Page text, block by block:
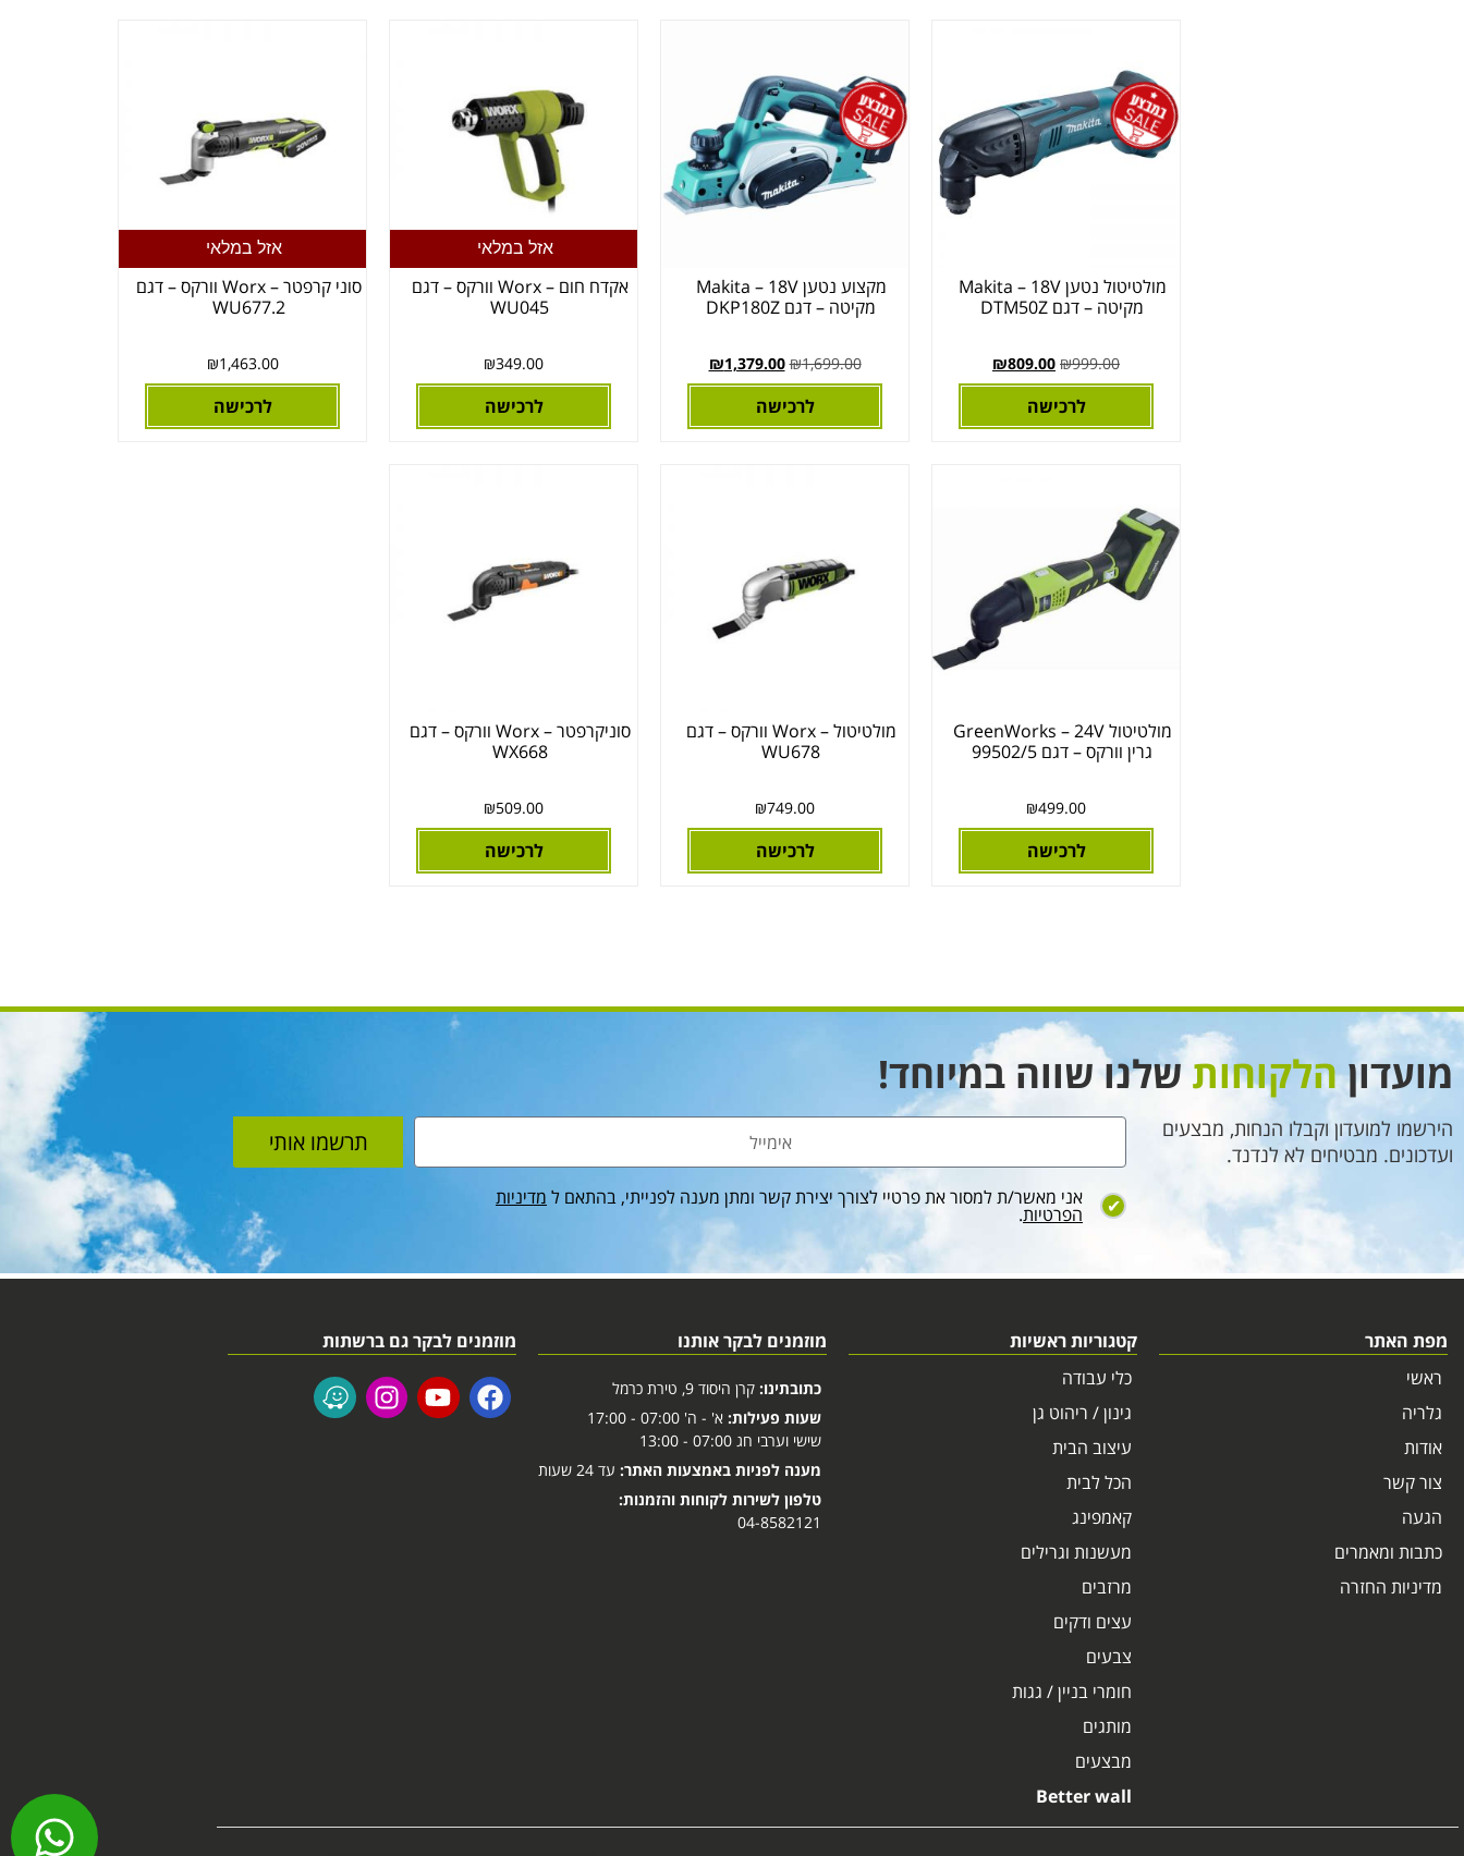
מולטיטול נטען Makita – 18V
מקיטה – דגם DTM50Z
₪999.00
₪809.00
לרכישה
מקצוע נטען Makita – 18V
מקיטה – דגם DKP180Z
₪1,699.00
₪1,379.00
לרכישה
אזל במלאי
אקדח חום – Worx וורקס – דגם
WU045
₪349.00
לרכישה
אזל במלאי
סוני קרפטר – Worx וורקס – דגם
WU677.2
₪1,463.00
לרכישה
מולטיטול GreenWorks – 24V
גרין וורקס – דגם 99502/5
₪499.00
לרכישה
מולטיטול – Worx וורקס – דגם
WU678
₪749.00
לרכישה
סוניקרפטר – Worx וורקס – דגם
WX668
₪509.00
לרכישה
מועדוןהלקוחותשלנו שווה במיוחד!
הירשמו למועדון וקבלו הנחות, מבצעים
ועדכונים. מבטיחים לא לנדנד.
אני מאשר/ת למסור את פרטיי לצורך יצירת קשר ומתן מענה לפנייתי, בהתאם ל מדיניות
הפרטיות.
תרשמו אותי
מפת האתר
ראשי
גלריה
אודות
צור קשר
הגעה
כתבות ומאמרים
מדיניות החזרה
קטגוריות ראשיות
כלי עבודה
גינון / ריהוט גן
עיצוב הבית
הכל לבית
קאמפינג
מעשנות וגרילים
מרזבים
עצים ודקים
צבעים
חומרי בניין / גגות
מותגים
מבצעים
Better wall
מוזמנים לבקר אותנו
כתובתינו: קרן היסוד 9, טירת כרמל
שעות פעילות: א' - ה' 07:00 - 17:00
שישי וערבי חג 07:00 - 13:00
מענה לפניות באמצעות האתר: עד 24 שעות
טלפון לשירות לקוחות והזמנות:
04-8582121
מוזמנים לבקר גם ברשתות